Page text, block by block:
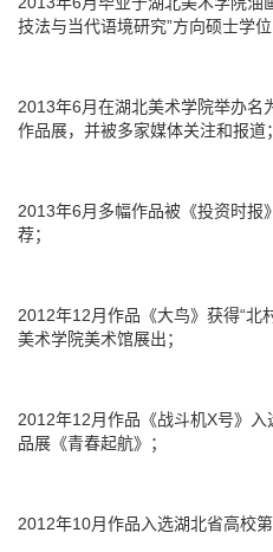
技法与当代语境研究”方向硕士学
2013年6月在湖北美术学院举办
作品展，并被多家媒体关注和报道；
2013年6月多幅作品被《投资时报
荐；
2012年12月作品《大鸟》获得“北
美术学院美术馆展出；
2012年12月作品《战斗机X号》
品展《青春起航》；
2012年10月作品入选湖北省高校